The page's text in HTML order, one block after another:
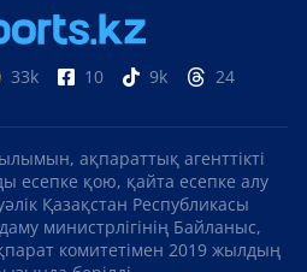
33k 10 9k 24
ақпараттық агенттікті
есепке қою, қайта есепке алу
Қазақстан Республикасы
министрлігінің Байланыс,
комитетімен 2019 жылдың